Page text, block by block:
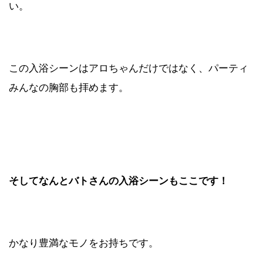
い。
この入浴シーンはアロちゃんだけではなく、パーティ
みんなの胸部も拝めます。
そしてなんとバトさんの入浴シーンもここです！
かなり豊満なモノをお持ちです。